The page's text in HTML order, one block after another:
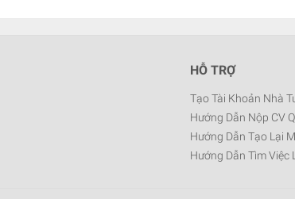
HỖ TRỢ
Tạo Tài Khoản Nhà
Hướng Dẫn Nộp CV
Hướng Dẫn Tạo Lại
Hướng Dẫn Tìm Việc